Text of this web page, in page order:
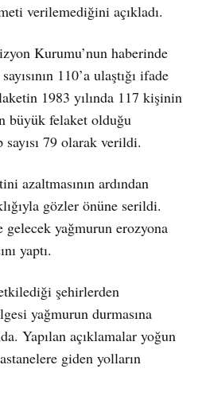
verilemediğini açıkladı.
Kurumu’nun haberinde
110’a ulaştığı ifade
1983 yılında 117 kişinin
büyük felaket olduğu
79 olarak verildi.
azaltmasının ardından
gözler önüne serildi.
yağmurun erozyona
yaptı.
şehirlerden
yağmurun durmasına
Yapılan açıklamalar yoğun
giden yolların